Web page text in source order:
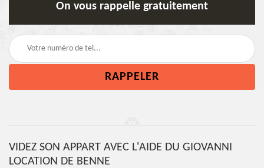
On vous rappelle gratuitement
VIDEZ SON APPART AVEC L'AIDE DU GIOVANNI
LOCATION DE BENNE